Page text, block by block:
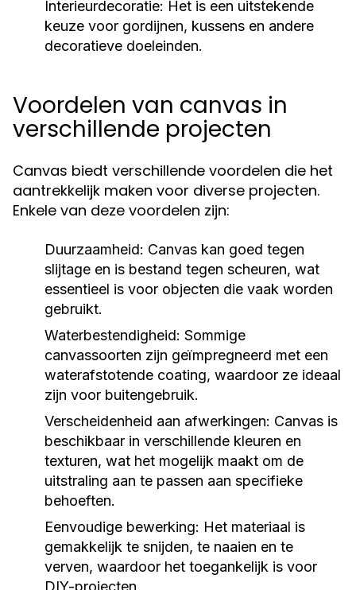
Interieurdecoratie: Het is een uitstekende
keuze voor gordijnen, kussens en andere
decoratieve doeleinden.
Voordelen van canvas in
verschillende projecten
Canvas biedt verschillende voordelen die het
aantrekkelijk maken voor diverse projecten.
Enkele van deze voordelen zijn:
Duurzaamheid: Canvas kan goed tegen
slijtage en is bestand tegen scheuren, wat
essentieel is voor objecten die vaak worden
gebruikt.
Waterbestendigheid: Sommige
canvassoorten zijn geïmpregneerd met een
waterafstotende coating, waardoor ze ideaal
zijn voor buitengebruik.
Verscheidenheid aan afwerkingen: Canvas is
beschikbaar in verschillende kleuren en
texturen, wat het mogelijk maakt om de
uitstraling aan te passen aan specifieke
behoeften.
Eenvoudige bewerking: Het materiaal is
gemakkelijk te snijden, te naaien en te
verven, waardoor het toegankelijk is voor
DIY-projecten.